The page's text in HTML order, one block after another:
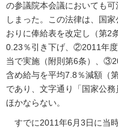
の参議院本会議においても
しまった。この法律は、国
おりに俸給表を改定し（第2
0.23％引き下げ、②2011年
当で実施（附則第6条）、
含め給与を平均7.8％減額（
であり、文字通り「国家公
ほかならない。
すでに2011年6月3日に当